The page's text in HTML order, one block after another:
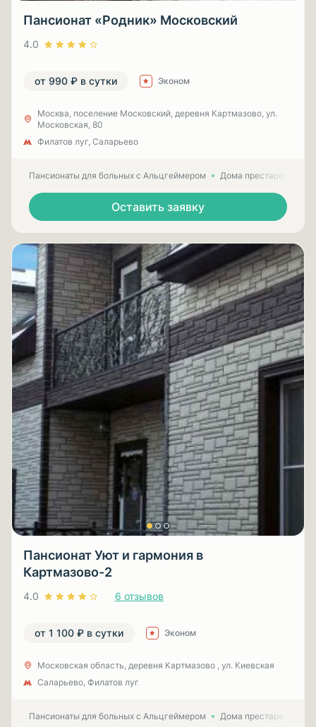
Пансионат «Родник» Московский
4.0
от 990 ₽ в сутки Эконом
Москва, поселение Московский, деревня Картмазово, ул.
Московская, 80
Филатов луг, Саларьево
Пансионаты для больных с Альцгеймером Дома престарелых
Оставить заявку
Пансионат Уют и гармония в
Картмазово-2
4.0 6 отзывов
от 1 100 ₽ в сутки Эконом
Московская область, деревня Картмазово , ул. Киевская
Саларьево, Филатов луг
Пансионаты для больных с Альцгеймером Дома престарелых